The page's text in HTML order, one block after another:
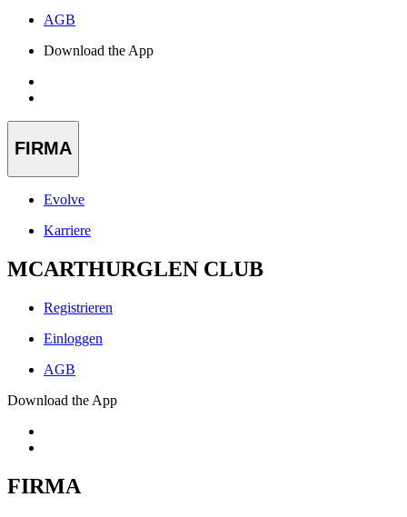
AGB
Download the App
FIRMA
Evolve
Karriere
MCARTHURGLEN CLUB
Registrieren
Einloggen
AGB
Download the App
FIRMA